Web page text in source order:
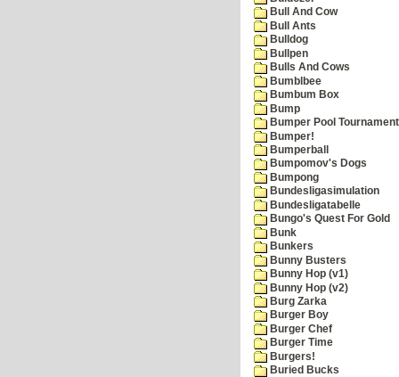
Bull And Cow
Bull Ants
Bulldog
Bullpen
Bulls And Cows
Bumblbee
Bumbum Box
Bump
Bumper Pool Tournament
Bumper!
Bumperball
Bumpomov's Dogs
Bumpong
Bundesligasimulation
Bundesligatabelle
Bungo's Quest For Gold
Bunk
Bunkers
Bunny Busters
Bunny Hop (v1)
Bunny Hop (v2)
Burg Zarka
Burger Boy
Burger Chef
Burger Time
Burgers!
Buried Bucks